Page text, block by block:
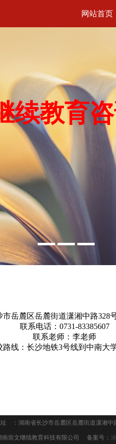
网站首页
续教育
续教育咨
岳麓区岳麓街道潇湘中路328
联系电话：0731-83385607
联系老师：李老师
路线：长沙地铁3号线到中南大
址 ：湖南省长沙市岳麓区岳麓街道潇湘中
南崇文继续教育科技有限公司 备案号：